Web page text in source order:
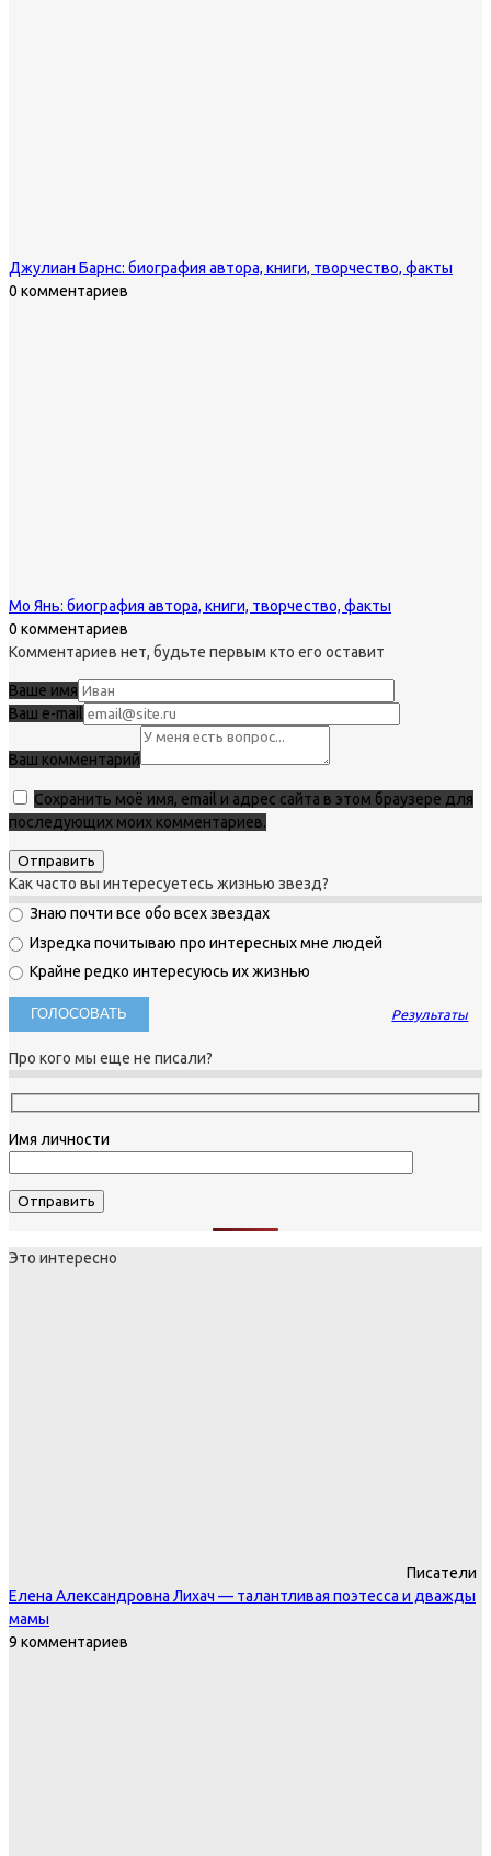
Джулиан Барнс: биография автора, книги, творчество, факты
0 комментариев
Мо Янь: биография автора, книги, творчество, факты
0 комментариев
Комментариев нет, будьте первым кто его оставит
Ваше имя
Ваш e-mail
Ваш комментарий
Сохранить моё имя, email и адрес сайта в этом браузере для
последующих моих комментариев.
Как часто вы интересуетесь жизнью звезд?
Знаю почти все обо всех звездах
Изредка почитываю про интересных мне людей
Крайне редко интересуюсь их жизнью
Результаты
Про кого мы еще не писали?
Имя личности
Это интересно
Писатели
Елена Александровна Лихач — талантливая поэтесса и дважды
мамы
9 комментариев